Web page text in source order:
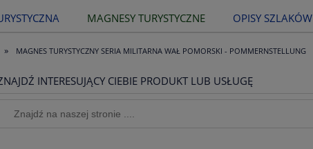
MAGNESY TURYSTYCZNE OPISY SZLAKÓW
» MAGNES TURYSTYCZNY SERIA MILITARNA WAŁ POMORSKI - POMMERNSTELLUNG
INTERESUJĄCY CIEBIE PRODUKT LUB USŁUGĘ